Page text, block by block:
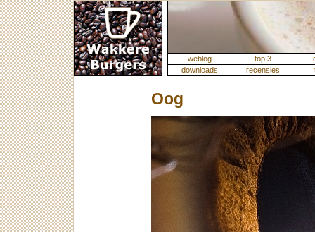
weblog top 3
downloads
recensies
Oog